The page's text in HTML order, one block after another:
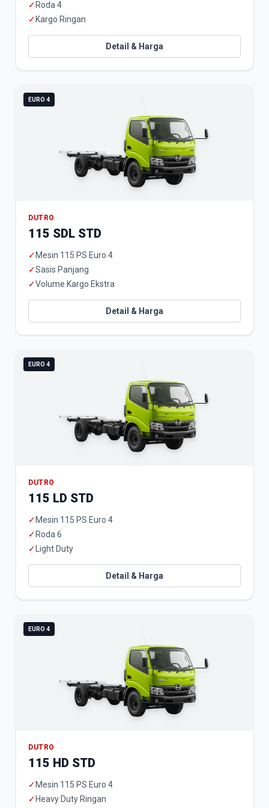
✓ Roda 4
✓ Kargo Ringan
Detail & Harga
EURO 4
DUTRO
115 SDL STD
✓ Mesin 115 PS Euro 4
✓Sasis Panjang
✓Volume Kargo Ekstra
Detail & Harga
EURO 4
DUTRO
115 LD STD
✓ Mesin 115 PS Euro 4
✓ Roda 6
✓ Light Duty
Detail & Harga
EURO 4
DUTRO
115 HD STD
✓ Mesin 115 PS Euro 4
✓ Heavy Duty Ringan